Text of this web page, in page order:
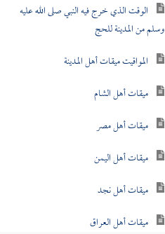
الوقت الذي خرج فيه النبي صلى الله عليه
وسلم من المدينة للحج
المواقيت ميقات أهل المدينة
ميقات أهل الشام
ميقات أهل مصر
ميقات أهل اليمن
ميقات أهل نجد
ميقات أهل العراق